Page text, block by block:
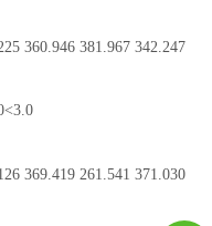
360.946 381.967 342.247
<3.0
369.419 261.541 371.030